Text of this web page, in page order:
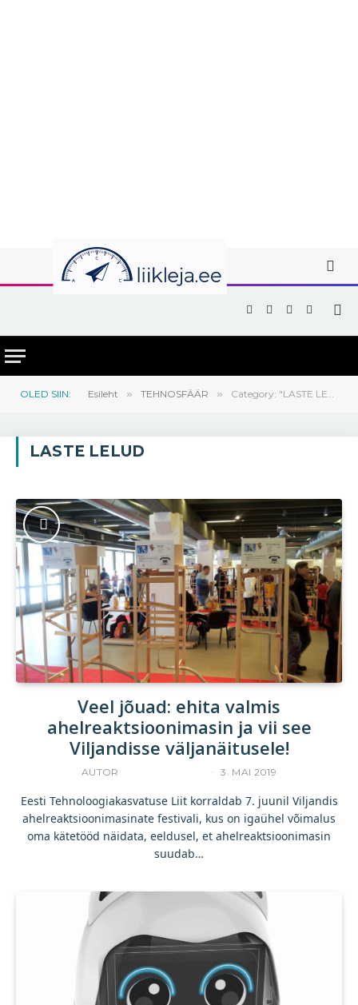
Facebook
X
(Twitter)
Instagram
YouTube
OLED SIIN: Esileht » TEHNOSFÄÄR » Category: "LASTE LELUD"
LASTE LELUD
Veel jõuad: ehita valmis
ahelreaktsioonimasin ja vii see
Viljandisse väljanäitusele!
AUTOR 3. MAI 2019
Eesti Tehnoloogiakasvatuse Liit korraldab 7. juunil Viljandis
ahelreaktsioonimasinate festivali, kus on igaühel võimalus
oma kätetööd näidata, eeldusel, et ahelreaktsioonimasin
suudab…